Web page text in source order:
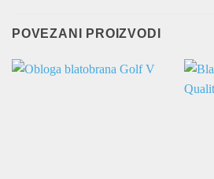
POVEZANI PROIZVODI